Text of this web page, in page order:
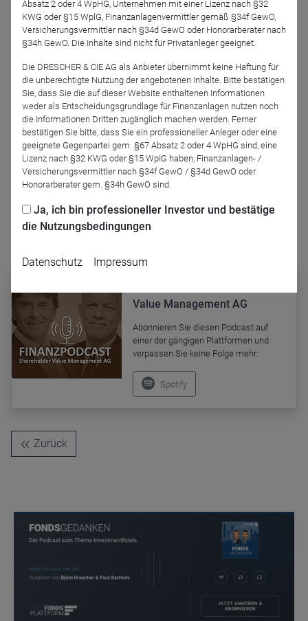
Außerdem geht es um Plattformunternehmen wie Scout24,
die Rolle von Daten, den Boom bei Rechenzentren und
Chips sowie die Frage, warum KI für Modern Value
Investoren vor allem eines bedeutet: genauer hinsehen, wo
langfristig echter Unternehmenswert entsteht.
Podcast-Folge anhören
Value Management AG
Abonnieren Sie diesen Podcast auf
einer der gängigen Plattformen und
verpassen Sie keine Folge mehr:
Spotify
Zurück
Absatz 2 oder 4 WpHG, Unternehmen mit einer Lizenz nach §32
KWG oder §15 WplG, Finanzanlagenvermittler gemäß §34f GewO,
Versicherungsvermittler nach §34d GewO oder Honorarberater nach
§34h GewO. Die Inhalte sind nicht für Privatanleger geeignet.
Die DRESCHER & CIE AG als Anbieter übernimmt keine Haftung für
die unberechtigte Nutzung der angebotenen Inhalte. Bitte bestätigen
Sie, dass Sie die auf dieser Website enthaltenen Informationen
weder als Entscheidungsgrundlage für Finanzanlagen nutzen noch
die Informationen Dritten zugänglich machen werden. Ferner
bestätigen Sie bitte, dass Sie ein professioneller Anleger oder eine
geeignete Gegenpartei gem. §67 Absatz 2 oder 4 WpHG sind, eine
Lizenz nach §32 KWG oder §15 WpIG haben, Finanzanlagen- /
Versicherungsvermittler nach §34f GewO / §34d GewO oder
Honorarberater gem. §34h GewO sind.
Ja, ich bin professioneller Investor und bestätige
die Nutzungsbedingungen
Datenschutz Impressum
Ablauf
1 Jahr